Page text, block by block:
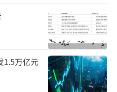
差损风险犹存，但市场
乐观。有研究机构认
渐复苏和低估值资产价
有望持续上行，从而推
1.5万亿元